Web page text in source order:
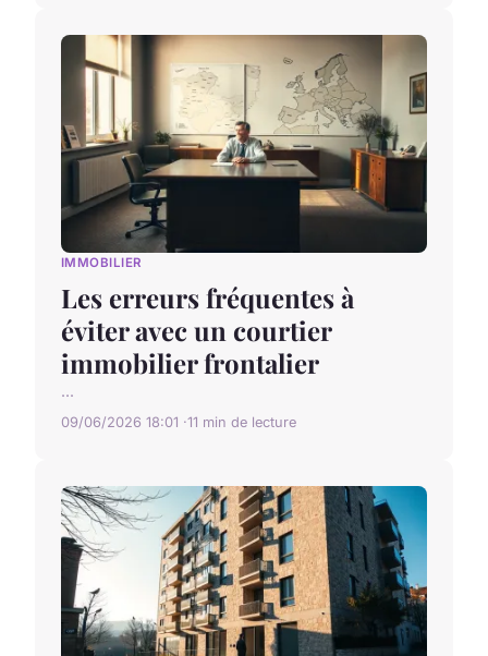
IMMOBILIER
Les erreurs fréquentes à
éviter avec un courtier
immobilier frontalier
...
09/06/2026 18:01 11 min de lecture